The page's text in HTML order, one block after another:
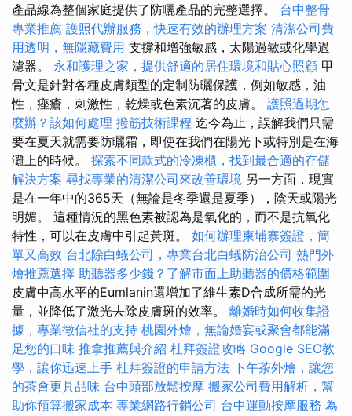
產品線為整個家庭提供了防曬產品的完整選擇。 台中整骨
專業推薦 護照代辦服務，快速有效的辦理方案 清潔公司費
用透明，無隱藏費用 支撐和增強敏感，太陽過敏或化學過
濾器。 永和護理之家，提供舒適的居住環境和貼心照顧 甲
骨文是針對各種皮膚類型的定制防曬保護，例如敏感，油
性，痤瘡，刺激性，乾燥或色素沉著的皮膚。 護照過期怎
麼辦？該如何處理 撥筋技術課程 迄今為止，誤解我們只需
要在夏天就需要防曬霜，即使在我們在陽光下或特別是在海
灘上的時候。 探索不同款式的冷凍櫃，找到最合適的存儲
解決方案 尋找專業的清潔公司來改善環境 另一方面，現實
是在一年中的365天（無論是冬季還是夏季），陰天或陽光
明媚。 這種情況的黑色素被認為是氧化的，而不是抗氧化
特性，可以在皮膚中引起黃斑。 如何辦理柬埔寨簽證，簡
單又高效 台北除白蟻公司，專業台北白蟻防治公司 熱門外
燴推薦選擇 助聽器多少錢？了解市面上助聽器的價格範圍
皮膚中高水平的Eumlanin還增加了維生素D合成所需的光
量，並降低了激光去除皮膚斑的效率。 離婚時如何收集證
據，專業徵信社的支持 桃園外燴，無論婚宴或聚會都能滿
足您的口味 推拿推薦與介紹 杜拜簽證攻略 Google SEO教
學，讓你迅速上手 杜拜簽證的申請方法 下午茶外燴，讓您
的茶會更具品味 台中頭部放鬆按摩 搬家公司費用解析，幫
助你預算搬家成本 專業網路行銷公司 台中運動按摩服務 為